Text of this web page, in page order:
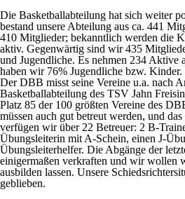
Die Basketballabteilung hat sich weiter
bestand unsere Abteilung aus ca. 441
410 Mitglieder; bekanntlich werden die
aktiv. Gegenwärtig sind wir 435
und Jugendliche. Es nehmen 234 Aktive
haben wir 76% Jugendliche bzw.
Der DBB misst seine Vereine u.a. nach
Basketballabteilung des TSV Jahn
Platz 85 der 100 größten Vereine des
müssen auch gut betreut werden, und
verfügen wir über 22 Betreuer: 2 B-
Übungsleiterin mit A-Schein, einen J-
Übungsleiterhelfer. Die Abgänge der
einigermaßen verkraften und wir wollen
ausbilden lassen. Unsere
geblieben.